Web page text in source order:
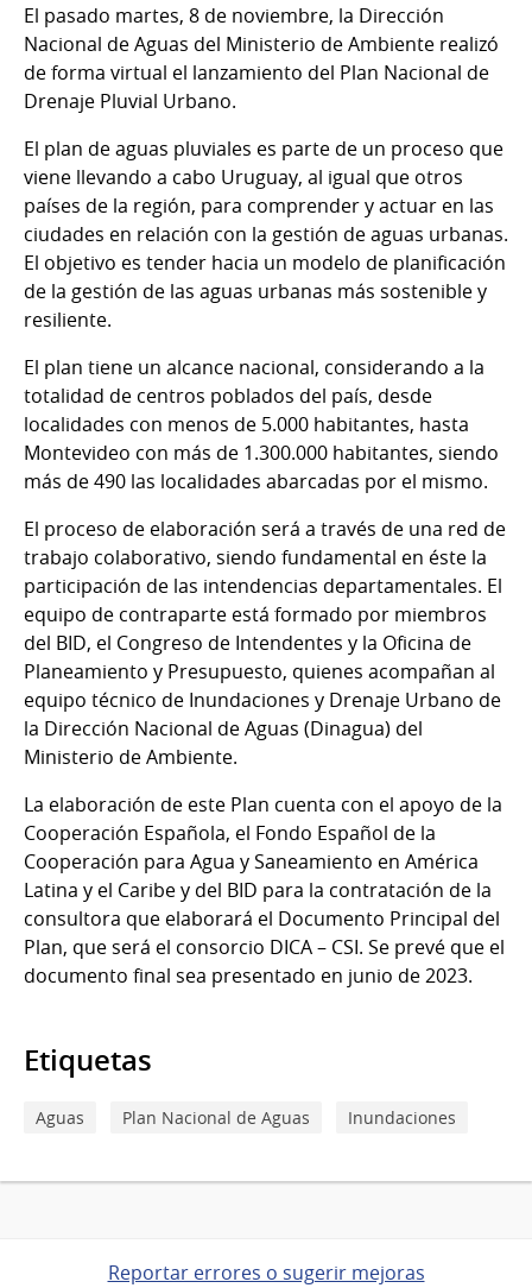
El pasado martes, 8 de noviembre, la Dirección
Nacional de Aguas del Ministerio de Ambiente realizó
de forma virtual el lanzamiento del Plan Nacional de
Drenaje Pluvial Urbano.
El plan de aguas pluviales es parte de un proceso que
viene llevando a cabo Uruguay, al igual que otros
países de la región, para comprender y actuar en las
ciudades en relación con la gestión de aguas urbanas.
El objetivo es tender hacia un modelo de planificación
de la gestión de las aguas urbanas más sostenible y
resiliente.
El plan tiene un alcance nacional, considerando a la
totalidad de centros poblados del país, desde
localidades con menos de 5.000 habitantes, hasta
Montevideo con más de 1.300.000 habitantes, siendo
más de 490 las localidades abarcadas por el mismo.
El proceso de elaboración será a través de una red de
trabajo colaborativo, siendo fundamental en éste la
participación de las intendencias departamentales. El
equipo de contraparte está formado por miembros
del BID, el Congreso de Intendentes y la Oficina de
Planeamiento y Presupuesto, quienes acompañan al
equipo técnico de Inundaciones y Drenaje Urbano de
la Dirección Nacional de Aguas (Dinagua) del
Ministerio de Ambiente.
La elaboración de este Plan cuenta con el apoyo de la
Cooperación Española, el Fondo Español de la
Cooperación para Agua y Saneamiento en América
Latina y el Caribe y del BID para la contratación de la
consultora que elaborará el Documento Principal del
Plan, que será el consorcio DICA – CSI. Se prevé que el
documento final sea presentado en junio de 2023.
Etiquetas
Aguas Plan Nacional de Aguas Inundaciones
Reportar errores o sugerir mejoras